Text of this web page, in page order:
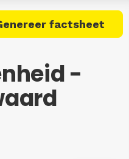
factsheet
-